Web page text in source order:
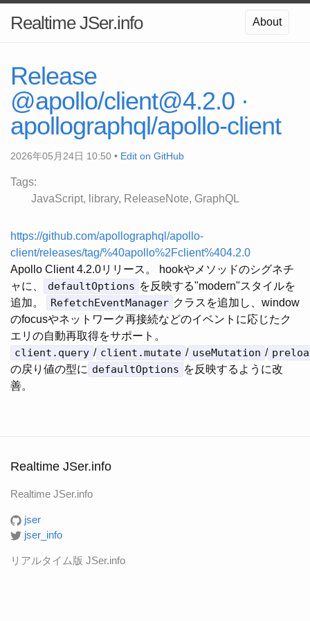
Realtime JSer.info About
Release
@apollo/client@4.2.0 ·
apollographql/apollo-client
2026年05月24日 10:50 • Edit on GitHub
Tags:
JavaScript
library ReleaseNote GraphQL
https://github.com/apollographql/apollo-
client/releases/tag/%40apollo%2Fclient%404.2.0
Apollo Client 4.2.0リリース。 hookやメソッドのシグネチ
ャに、
defaultOptions を反映する"modern"スタイルを
追加。
RefetchEventManager クラスを追加し、window
のfocusやネットワーク再接続などのイベントに応じたク
エリの自動再取得をサポート。
client.query / client.mutate / useMutation /
の戻り値の型に defaultOptions を反映するように改
善。
Realtime JSer.info
Realtime JSer.info
jser
jser_info
リアルタイム版 JSer.info